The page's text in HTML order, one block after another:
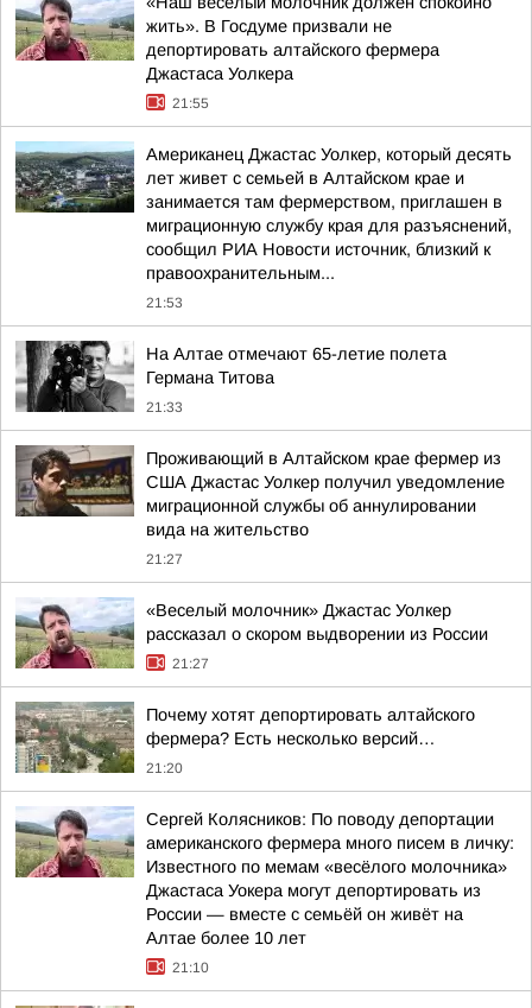
жить». В Госдуме призвали не
депортировать алтайского фермера
Джастаса Уолкера
21:55
Американец Джастас Уолкер, который десять
лет живет с семьей в Алтайском крае и
занимается там фермерством, приглашен в
миграционную службу края для разъяснений,
сообщил РИА Новости источник, близкий к
правоохранительным...
21:53
На Алтае отмечают 65-летие полета
Германа Титова
21:33
Проживающий в Алтайском крае фермер из
США Джастас Уолкер получил уведомление
миграционной службы об аннулировании
вида на жительство
21:27
«Веселый молочник» Джастас Уолкер
рассказал о скором выдворении из России
21:27
Почему хотят депортировать алтайского
фермера? Есть несколько версий…
21:20
Сергей Колясников: По поводу депортации
американского фермера много писем в личку:
Известного по мемам «весёлого молочника»
Джастаса Уокера могут депортировать из
России — вместе с семьёй он живёт на
Алтае более 10 лет
21:10